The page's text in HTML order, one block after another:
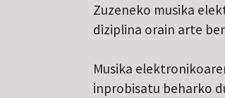
Zuzeneko musika
diziplina orain arte
Musika
inprobisatu beharko